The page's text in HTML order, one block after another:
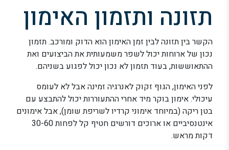
תזונה ותזמון האימון
הקשר בין תזונה לבין זמן האימון הוא הדוק ומורכב. תזמון
נכון של ארוחות יכול לשפר משמעותית את הביצועים ואת
ההתאוששות, בעוד תזמון לא נכון יכול לפגוע בשניהם.
לפני האימון, הגוף זקוק לאנרגיה זמינה אבל לא לעומס
עיכולי. אימון בוקר מיד אחרי ההתעוררות יכול להתבצע עם
בטן ריקה (במיוחד אימוני קרדיו לשריפת שומן), אבל אימונים
אינטנסיביים או ארוכים דורשים חטיף קל לפחות 30-60
דקות מראש.